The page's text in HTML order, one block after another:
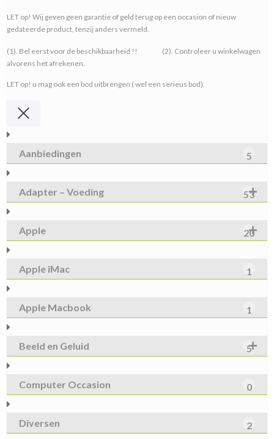
LET op! Wij geven geen garantie of geld terug op een occasion of nieuw
gedateerde product, tenzij anders vermeld.
(1). Bel eerst voor de beschikbaarheid !! (2). Controleer u winkelwagen
alvorens het afrekenen.
LET op! u mag ook een bod uitbrengen ( wel een serieus bod).
Aanbiedingen 5
Adapter – Voeding 53
Apple 20
Apple iMac 1
Apple Macbook 1
Beeld en Geluid 5
Computer Occasion 0
Diversen 2